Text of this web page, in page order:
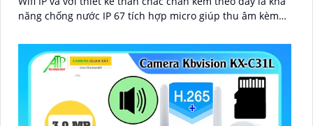
năng chống nước IP 67 tích hợp micro giúp thu âm kèm